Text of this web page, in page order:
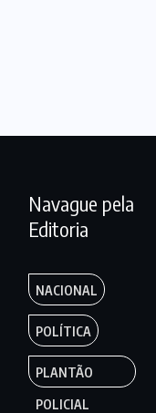
Navague pela
Editoria
NACIONAL
POLÍTICA
PLANTÃO
POLICIAL